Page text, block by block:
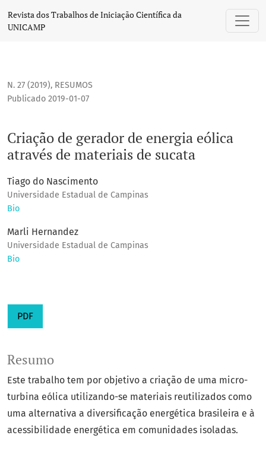
Criação de gerador de energia eólica através de materiais
Revista dos Trabalhos de Iniciação Científica da
UNICAMP
N. 27 (2019), RESUMOS
Criação de gerador de energia eólica
através de materiais de sucata
Publicado 2019-01-07
Tiago do Nascimento
Universidade Estadual de Campinas
Bio
Marli Hernandez
Universidade Estadual de Campinas
Bio
PDF
Resumo
Este trabalho tem por objetivo a criação de uma micro-
turbina eólica utilizando-se materiais reutilizados como
uma alternativa a diversificação energética brasileira e à
acessibilidade energética em comunidades isoladas.